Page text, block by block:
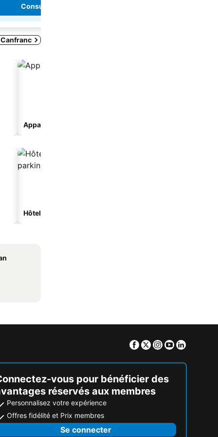
Consulter les prix
Appart’hôtel
Hôtels avec parking
Facebook
TwitterInstagram
Youtube
vous pour bénéficier des
réservés aux membres
Personnalisez votre expérience
Offres fidélité et Prix membres
Se connecter